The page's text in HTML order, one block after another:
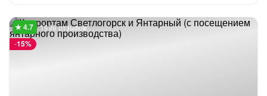
-15%
1996 отзывов